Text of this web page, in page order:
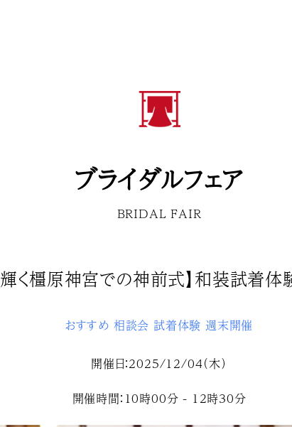
ブライダルフェア
BRIDAL FAIR
く橿原神宮での神前式】和装試着体
おすすめ 相談会 試着体験 週末開催
開催日：2025/12/04（木）
開催時間：10時00分 - 12時30分